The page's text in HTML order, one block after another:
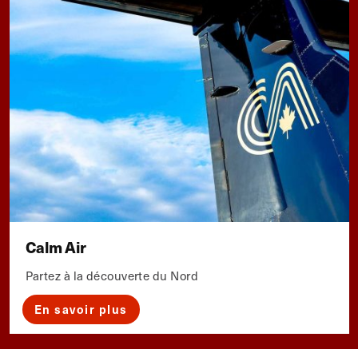
Calm Air
Partez à la découverte du Nord
En savoir plus